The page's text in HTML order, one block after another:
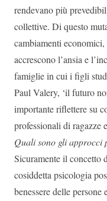
rendevano più
collettive. Di questo
cambiamenti
accrescono l’ansia e
famiglie in cui i figli
Paul Valery, ‘il futuro
importante riflettere su
professionali di ragazze
Quali sono gli approcci
Sicuramente il concetto
cosiddetta psicologia
benessere delle